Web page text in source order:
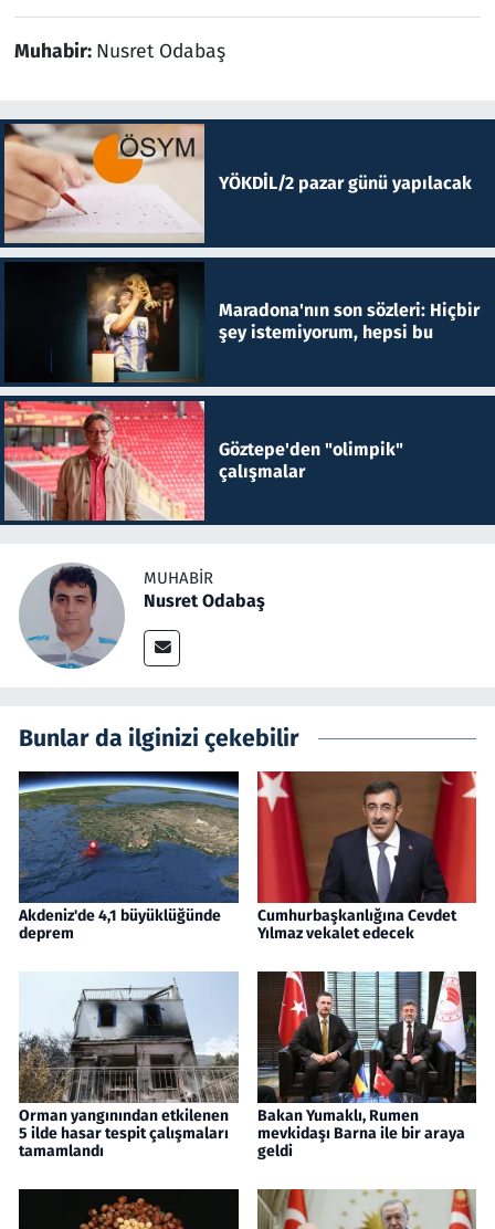
Muhabir: Nusret Odabaş
YÖKDİL/2 pazar günü yapılacak
Maradona'nın son sözleri: Hiçbir
şey istemiyorum, hepsi bu
Göztepe'den "olimpik"
çalışmalar
MUHABIR
Nusret Odabaş
Bunlar da ilginizi çekebilir
Akdeniz'de 4,1 büyüklüğünde
deprem
Cumhurbaşkanlığına Cevdet
Yılmaz vekalet edecek
Orman yangınından etkilenen
5 ilde hasar tespit çalışmaları
tamamlandı
Bakan Yumaklı, Rumen
mevkidaşı Barna ile bir araya
geldi